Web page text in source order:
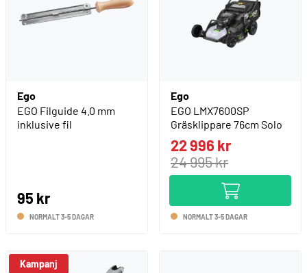
Ego
EGO Filguide 4.0 mm
inklusive fil
95 kr
NORMALT 3-5 DAGAR
Ego
EGO LMX7600SP
Gräsklippare 76cm Solo
22 996 kr
24 995 kr
NORMALT 3-5 DAGAR
Kampanj